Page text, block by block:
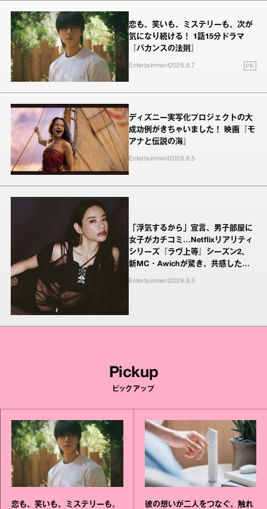
恋も、笑いも、ミステリーも。次が
気になり続ける！ 1話15分ドラマ
『バカンスの法則』
Entertainment2026.8.7 PR
ディズニー実写化プロジェクトの大
成功例がきちゃいました！ 映画『モ
アナと伝説の海』
Entertainment2026.8.5
「浮気するから」宣言、男子部屋に
女子がカチコミ…Netflixリアリティ
シリーズ『ラヴ上等』シーズン2、
新MC・Awichが驚き、共感したヤ
Entertainment2026.8.5
Pickup
ピックアップ
恋も、笑いも、ミステリーも。
彼の想いが二人をつなぐ。触れ